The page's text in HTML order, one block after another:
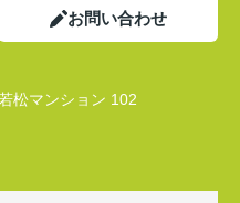
お問い合わせ
松マンション 102